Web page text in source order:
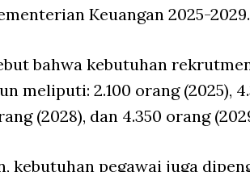
Keuangan 2025-2029.
bahwa kebutuhan
meliputi: 2.100 orang (2025),
(2028), dan 4.350 orang
kebutuhan pegawai juga